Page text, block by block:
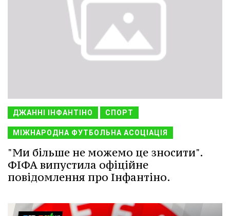
ДЖАННІ ІНФАНТІНО СПОРТ
МІЖНАРОДНА ФУТБОЛЬНА АСОЦІАЦІЯ
"Ми більше не можемо це зносити".
ФІФА випустила офіційне
повідомлення про Інфантіно.